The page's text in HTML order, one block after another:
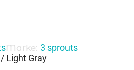
Marke: 3 sprouts
Light Gray